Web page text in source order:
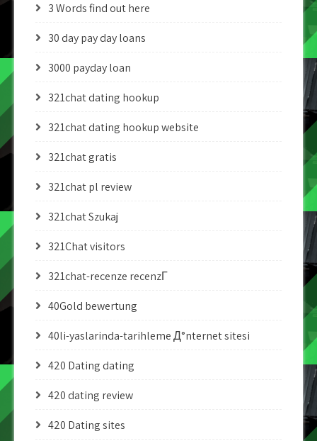
3 Words find out here
30 day pay day loans
3000 payday loan
321chat dating hookup
321chat dating hookup website
321chat gratis
321chat pl review
321chat Szukaj
321Chat visitors
321chat-recenze recenzГ­
40Gold bewertung
40li-yaslarinda-tarihleme Д°nternet sitesi
420 Dating dating
420 dating review
420 Dating sites